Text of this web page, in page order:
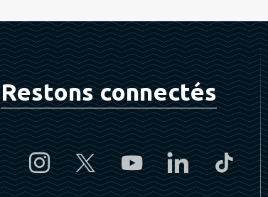
Restons connectés